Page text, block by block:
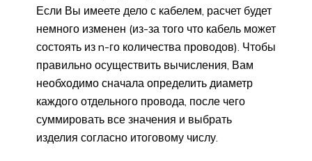
Если Вы имеете дело с кабелем, расчет будет
немного изменен (из-за того что кабель может
состоять из n-го количества проводов). Чтобы
правильно осуществить вычисления, Вам
необходимо сначала определить диаметр
каждого отдельного провода, после чего
суммировать все значения и выбрать
изделия согласно итоговому числу.